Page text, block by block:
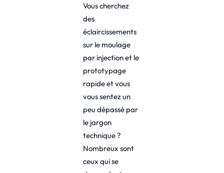
Vous cherchez
des
éclaircissements
sur le moulage
par injection et le
prototypage
rapide et vous
vous sentez un
peu dépassé par
le jargon
technique ?
Nombreux sont
ceux qui se